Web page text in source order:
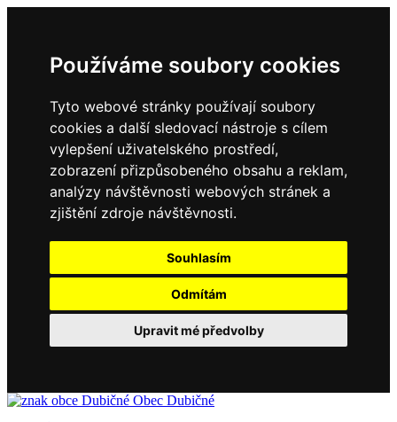
Používáme soubory cookies
Tyto webové stránky používají soubory
cookies a další sledovací nástroje s cílem
vylepšení uživatelského prostředí,
zobrazení přizpůsobeného obsahu a reklam,
analýzy návštěvnosti webových stránek a
zjištění zdroje návštěvnosti.
Souhlasím
Odmítám
Upravit mé předvolby
Obec Dubičné